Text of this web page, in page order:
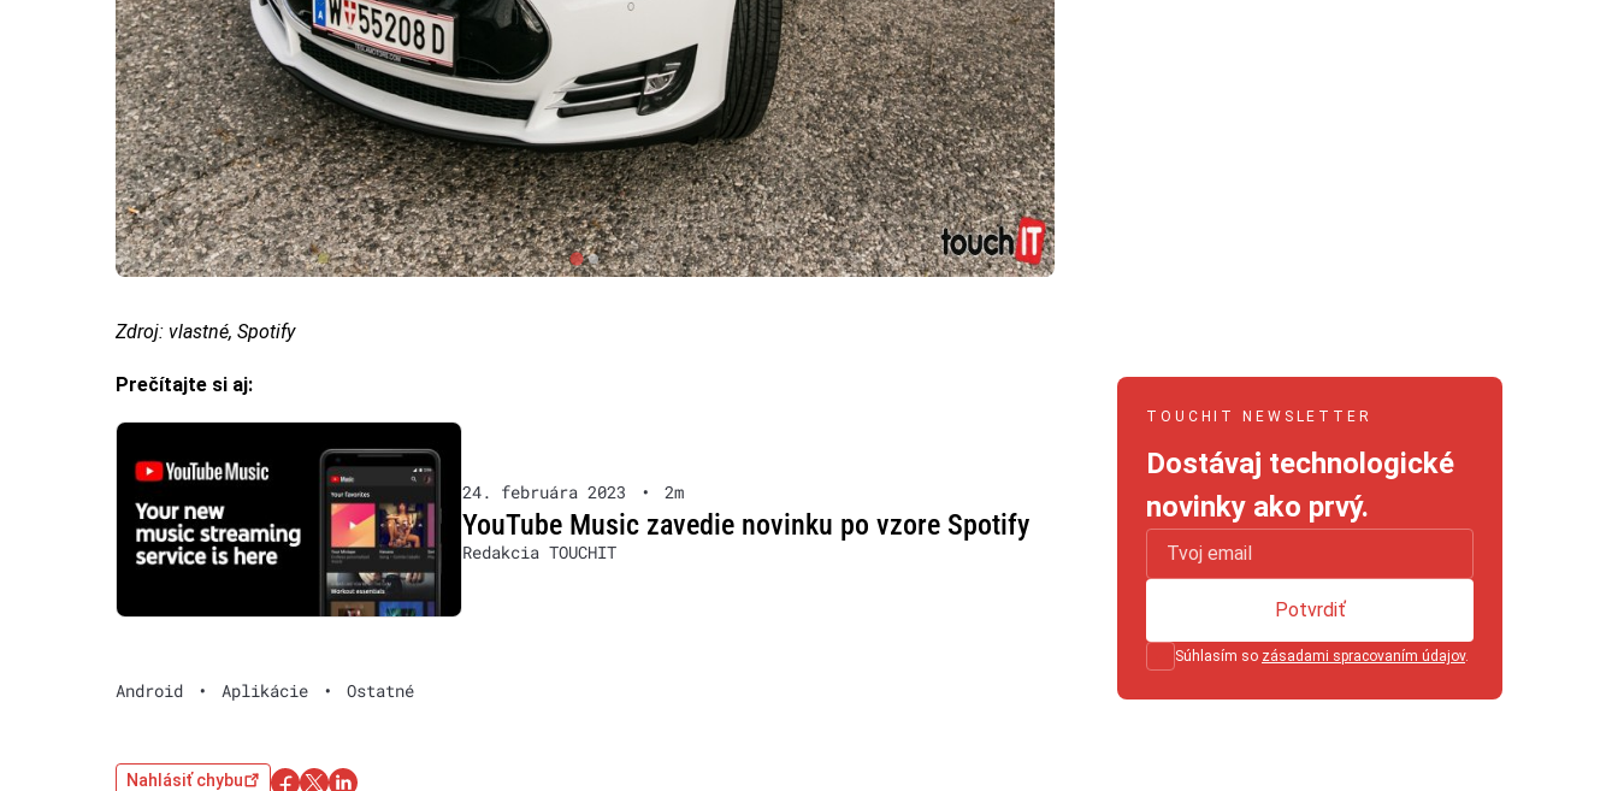
Zdroj: vlastné, Spotify
Prečítajte si aj:
24. februára 2023 • 2m
YouTube Music zavedie novinku po vzore Spotify
Redakcia TOUCHIT
Android • Aplikácie • Ostatné
Nahlásiť chybu
TOUCHIT NEWSLETTER
Dostávaj technologické
novinky ako prvý.
Súhlasím so zásadami spracovaním údajov.
Potvrdiť